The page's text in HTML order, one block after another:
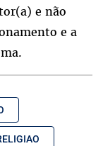
e não
e a